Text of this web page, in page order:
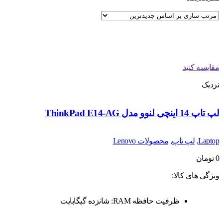
مقایسه کنید
نزدیک
لپ تاپ 14 اینچی لنوو مدل ThinkPad E14-AG
Laptop
, لپ تاپ, محصولات Lenovo
0 تومان
ویژگی های کالا:
ظرفیت حافظه RAM: شانزده گیگابایت